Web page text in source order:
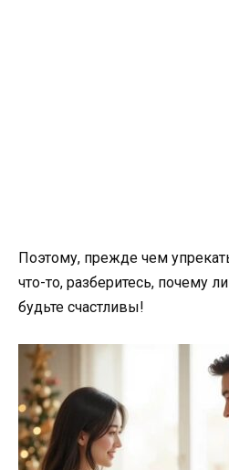
Поэтому, прежде чем
что-то, разберитесь, почему
будьте счастливы!